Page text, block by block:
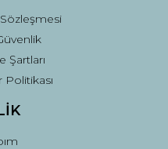
Sözleşmesi
Şartları
Politikası